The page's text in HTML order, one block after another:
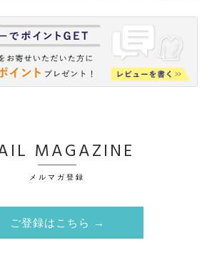
MAGAZINE
メルマガ登録
ご登録はこちら →